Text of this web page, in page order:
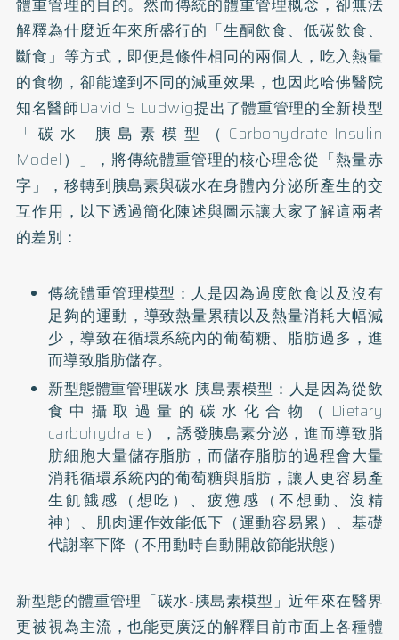
解釋為什麼近年來所盛行的「生酮飲食、低碳飲食、
斷食」等方式，即便是條件相同的兩個人，吃入熱量
的食物，卻能達到不同的減重效果，也因此哈佛醫院
知名醫師David S Ludwig提出了體重管理的全新模型
「碳水-胰島素模型（Carbohydrate-Insulin
Model）」，將傳統體重管理的核心理念從「熱量赤
字」，移轉到胰島素與碳水在身體內分泌所產生的交
互作用，以下透過簡化陳述與圖示讓大家了解這兩者
的差別：
傳統體重管理模型：人是因為過度飲食以及沒有
足夠的運動，導致熱量累積以及熱量消耗大幅減
少，導致在循環系統內的葡萄糖、脂肪過多，進
而導致脂肪儲存。
新型態體重管理碳水-胰島素模型：人是因為從飲
食中攝取過量的碳水化合物（Dietary
carbohydrate），誘發胰島素分泌，進而導致脂
肪細胞大量儲存脂肪，而儲存脂肪的過程會大量
消耗循環系統內的葡萄糖與脂肪，讓人更容易產
生飢餓感（想吃）、疲憊感（不想動、沒精
神）、肌肉運作效能低下（運動容易累）、基礎
代謝率下降（不用動時自動開啟節能狀態）
新型態的體重管理「碳水-胰島素模型」近年來在醫界
更被視為主流，也能更廣泛的解釋目前市面上各種體